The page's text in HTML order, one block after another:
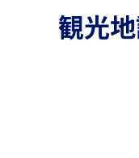
観光